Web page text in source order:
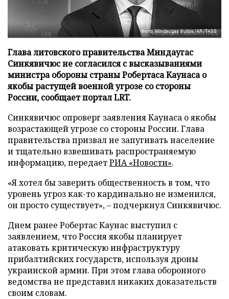
Фото: Mindaugas Kulbis/AP/TASS
Глава литовского правительства Миндаугас
Синкявичюс не согласился с высказываниями
министра обороны страны Робертаса Каунаса о
якобы растущей военной угрозе со стороны
России, сообщает портал LRT.
Синкявичюс опроверг заявления Каунаса о якобы
возрастающей угрозе со стороны России. Глава
правительства призвал не запугивать население
и тщательно взвешивать распространяемую
информацию, передаетРИА «Новости».
«Я хотел бы заверить общественность в том, что
уровень угроз как-то кардинально не изменился,
он просто существует», – подчеркнул Синкявичюс.
Днем ранее Робертас Каунас выступил с
заявлением, что Россия якобы планирует
атаковать критическую инфраструктуру
прибалтийских государств, используя дроны
украинской армии. При этом глава оборонного
ведомства не представил никаких доказательств
своим словам.